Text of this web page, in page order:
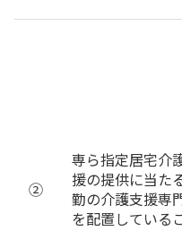
②
専ら指定居宅介
援の提供に当た
勤の介護支援専
を配置している